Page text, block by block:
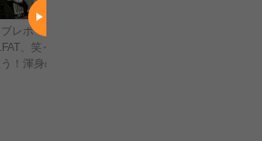
ブレポート】
、笑って踊って
！渾身の一撃ライ